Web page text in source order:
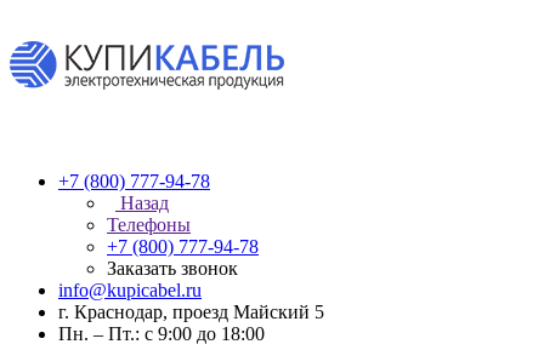
+7 (800) 777-94-78
Назад
Телефоны
+7 (800) 777-94-78
Заказать звонок
info@kupicabel.ru
г. Краснодар, проезд Майский 5
Пн. – Пт.: с 9:00 до 18:00